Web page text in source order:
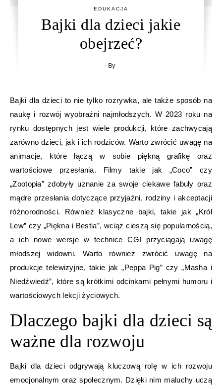
EDUKACJA
Bajki dla dzieci jakie
obejrzeć?
- By
Bajki dla dzieci to nie tylko rozrywka, ale także sposób na
naukę i rozwój wyobraźni najmłodszych. W 2023 roku na
rynku dostępnych jest wiele produkcji, które zachwycają
zarówno dzieci, jak i ich rodziców. Warto zwrócić uwagę na
animacje, które łączą w sobie piękną grafikę oraz
wartościowe przesłania. Filmy takie jak „Coco” czy
„Zootopia” zdobyły uznanie za swoje ciekawe fabuły oraz
mądre przesłania dotyczące przyjaźni, rodziny i akceptacji
różnorodności. Również klasyczne bajki, takie jak „Król
Lew” czy „Piękna i Bestia”, wciąż cieszą się popularnością,
a ich nowe wersje w technice CGI przyciągają uwagę
młodszej widowni. Warto również zwrócić uwagę na
produkcje telewizyjne, takie jak „Peppa Pig” czy „Masha i
Niedźwiedź”, które są krótkimi odcinkami pełnymi humoru i
wartościowych lekcji życiowych.
Dlaczego bajki dla dzieci są
ważne dla rozwoju
Bajki dla dzieci odgrywają kluczową rolę w ich rozwoju
emocjonalnym oraz społecznym. Dzięki nim maluchy uczą